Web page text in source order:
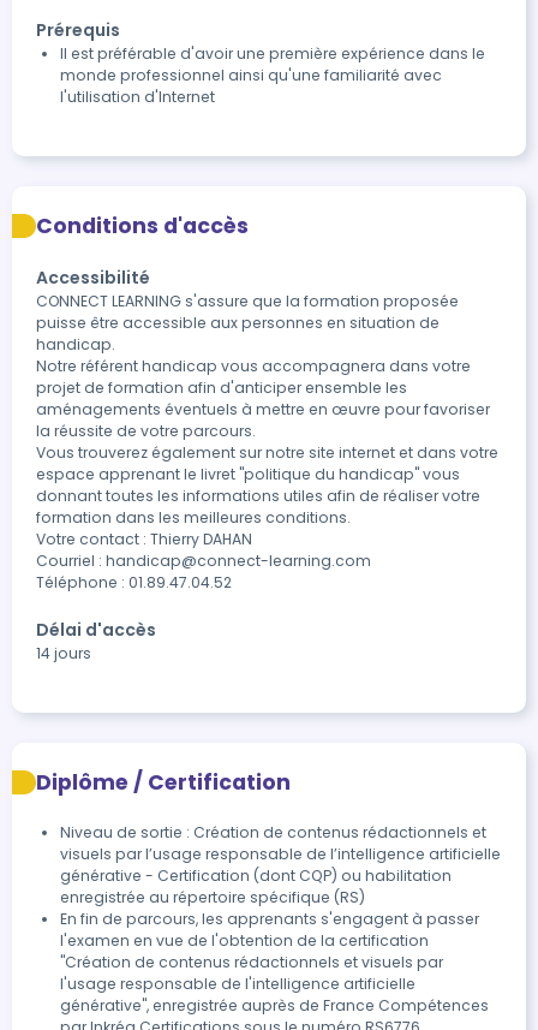
Prérequis
Il est préférable d'avoir une première expérience dans le
monde professionnel ainsi qu'une familiarité avec
l'utilisation d'Internet
Conditions d'accès
Accessibilité
CONNECT LEARNING s'assure que la formation proposée
puisse être accessible aux personnes en situation de
handicap.
Notre référent handicap vous accompagnera dans votre
projet de formation afin d'anticiper ensemble les
aménagements éventuels à mettre en œuvre pour favoriser
la réussite de votre parcours.
Vous trouverez également sur notre site internet et dans votre
espace apprenant le livret "politique du handicap" vous
donnant toutes les informations utiles afin de réaliser votre
formation dans les meilleures conditions.
Votre contact : Thierry DAHAN
Courriel : handicap@connect-learning.com
Téléphone : 01.89.47.04.52
Délai d'accès
14 jours
Diplôme / Certification
Niveau de sortie : Création de contenus rédactionnels et
visuels par l’usage responsable de l’intelligence artificielle
générative - Certification (dont CQP) ou habilitation
enregistrée au répertoire spécifique (RS)
En fin de parcours, les apprenants s'engagent à passer
l'examen en vue de l'obtention de la certification
"Création de contenus rédactionnels et visuels par
l'usage responsable de l'intelligence artificielle
générative", enregistrée auprès de France Compétences